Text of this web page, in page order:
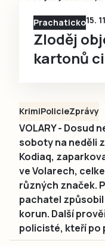
Ještě
Prachaticko15.
Zloděj
kartonů
KrimiPolicieZprávy
VOLARY - Dosud
soboty na neděli
Kodiaq,
ve Volarech,
různých značek.
pachatel způsobil
korun. Další
policisté, kteří po